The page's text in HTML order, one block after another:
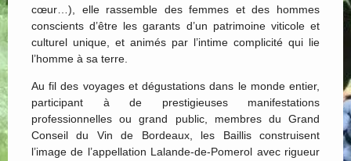
cœur…), elle rassemble des femmes et des hommes
conscients d’être les garants d’un patrimoine viticole et
culturel unique, et animés par l’intime complicité qui lie
l’homme à sa terre.
Au fil des voyages et dégustations dans le monde entier,
participant à de prestigieuses manifestations
professionnelles ou grand public, membres du Grand
Conseil du Vin de Bordeaux, les Baillis construisent
l’image de l’appellation Lalande-de-Pomerol avec rigueur